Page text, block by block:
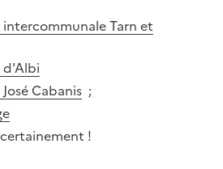
Tarn et
d'Albi
Cabanis ;
!